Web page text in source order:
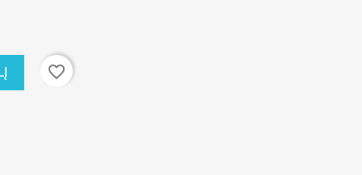
favorite_border